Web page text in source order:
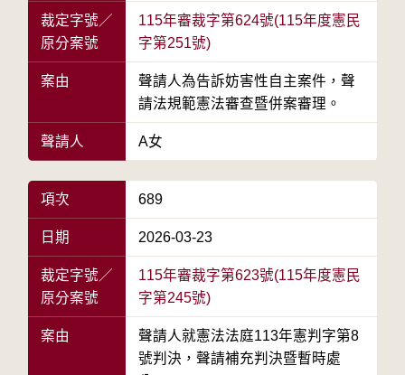
裁定字號／
原分案號
115年審裁字第624號(115年度憲民
字第251號)
案由
聲請人為告訴妨害性自主案件，聲
請法規範憲法審查暨併案審理。
聲請人 A女
項次 689
日期 2026-03-23
裁定字號／
原分案號
115年審裁字第623號(115年度憲民
字第245號)
案由
聲請人就憲法法庭113年憲判字第8
號判決，聲請補充判決暨暫時處